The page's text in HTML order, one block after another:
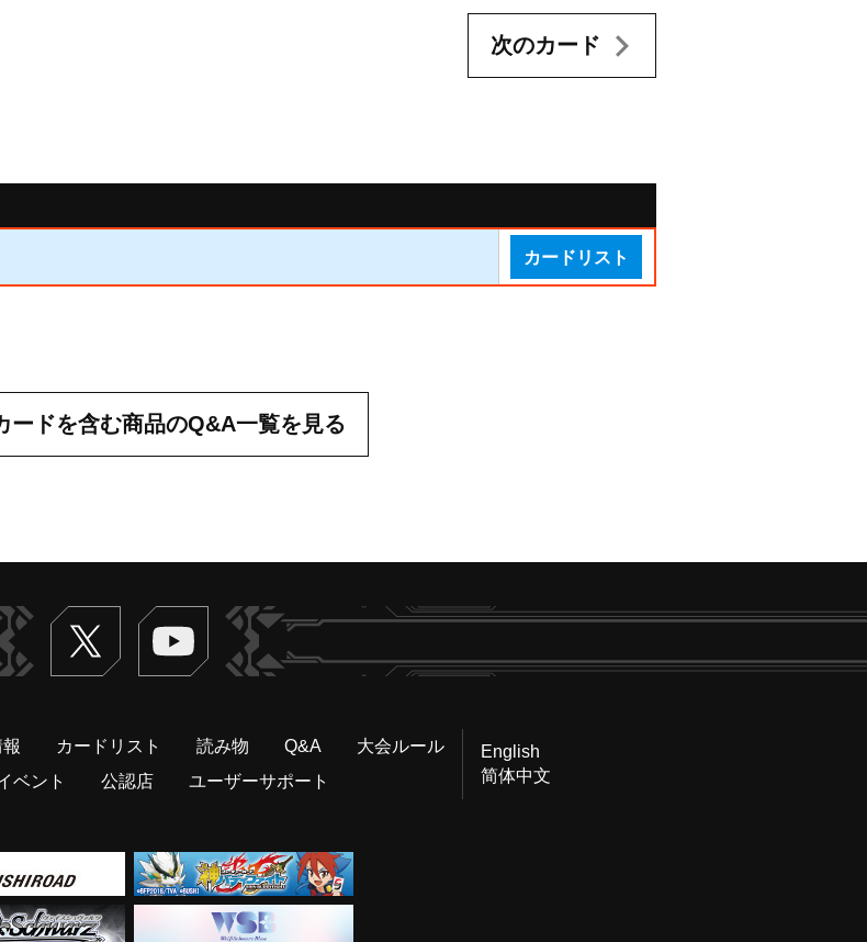
次のカード
カードリスト
ードを含む商品のQ&A一覧を見る
Twitter ヴァンガードch
カードリスト 読み物 Q&A
大会ルール
ベント 公認店 ユーザーサポート
English
简体中文